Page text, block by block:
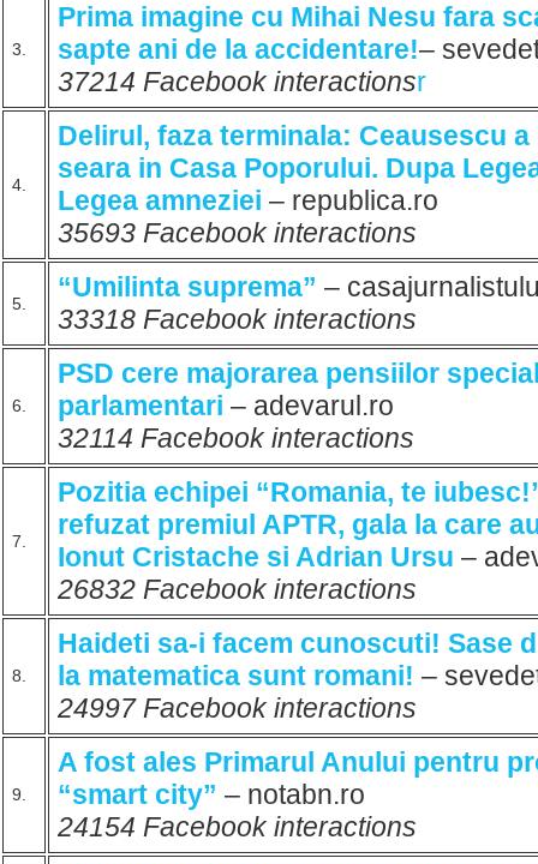
3.
Prima imagine cu Mihai Nesu fara
sapte ani de la accidentare!–
37214 Facebook interactionsr
4.
Delirul, faza terminala: Ceausescu
seara in Casa Poporului. Dupa
Legea amneziei – republica.ro
35693 Facebook interactions
5.
“Umilinta suprema” –
33318 Facebook interactions
6.
PSD cere majorarea pensiilor
parlamentari – adevarul.ro
32114 Facebook interactions
7.
Pozitia echipei “Romania, te
refuzat premiul APTR, gala la care
Ionut Cristache si Adrian Ursu –
26832 Facebook interactions
8.
Haideti sa-i facem cunoscuti! Sase
la matematica sunt romani! –
24997 Facebook interactions
9.
A fost ales Primarul Anului pentru
“smart city” – notabn.ro
24154 Facebook interactions